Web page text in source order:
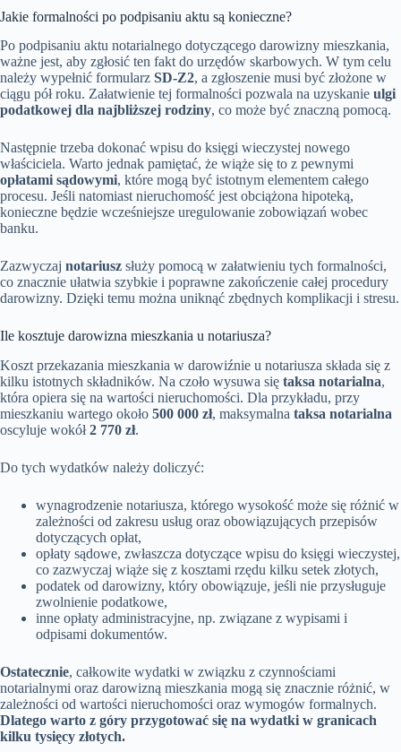
Jakie formalności po podpisaniu aktu są konieczne?
Po podpisaniu aktu notarialnego dotyczącego darowizny mieszkania,
ważne jest, aby zgłosić ten fakt do urzędów skarbowych. W tym celu
należy wypełnić formularz SD-Z2, a zgłoszenie musi być złożone w
ciągu pół roku. Załatwienie tej formalności pozwala na uzyskanie ulgi
podatkowej dla najbliższej rodziny, co może być znaczną pomocą.
Następnie trzeba dokonać wpisu do księgi wieczystej nowego
właściciela. Warto jednak pamiętać, że wiąże się to z pewnymi
opłatami sądowymi, które mogą być istotnym elementem całego
procesu. Jeśli natomiast nieruchomość jest obciążona hipoteką,
konieczne będzie wcześniejsze uregulowanie zobowiązań wobec
banku.
Zazwyczaj notariusz służy pomocą w załatwieniu tych formalności,
co znacznie ułatwia szybkie i poprawne zakończenie całej procedury
darowizny. Dzięki temu można uniknąć zbędnych komplikacji i stresu.
Ile kosztuje darowizna mieszkania u notariusza?
Koszt przekazania mieszkania w darowiźnie u notariusza składa się z
kilku istotnych składników. Na czoło wysuwa się taksa notarialna,
która opiera się na wartości nieruchomości. Dla przykładu, przy
mieszkaniu wartego około 500 000 zł, maksymalna taksa notarialna
oscyluje wokół2 770 zł.
Do tych wydatków należy doliczyć:
wynagrodzenie notariusza, którego wysokość może się różnić w
zależności od zakresu usług oraz obowiązujących przepisów
dotyczących opłat,
opłaty sądowe, zwłaszcza dotyczące wpisu do księgi wieczystej,
co zazwyczaj wiąże się z kosztami rzędu kilku setek złotych,
podatek od darowizny, który obowiązuje, jeśli nie przysługuje
zwolnienie podatkowe,
inne opłaty administracyjne, np. związane z wypisami i
odpisami dokumentów.
Ostatecznie, całkowite wydatki w związku z czynnościami
notarialnymi oraz darowizną mieszkania mogą się znacznie różnić, w
zależności od wartości nieruchomości oraz wymogów formalnych.
Dlatego warto z góry przygotować się na wydatki w granicach
kilku tysięcy złotych.